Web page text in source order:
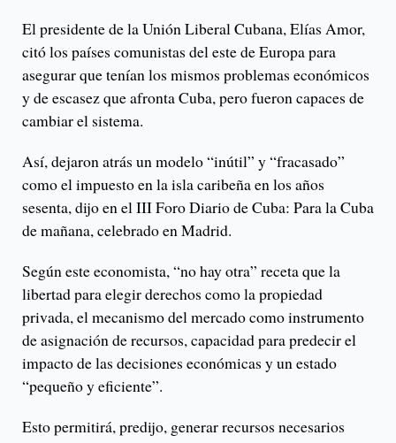
El presidente de la Unión Liberal Cubana, Elías Amor,
citó los países comunistas del este de Europa para
asegurar que tenían los mismos problemas económicos
y de escasez que afronta Cuba, pero fueron capaces de
cambiar el sistema.
Así, dejaron atrás un modelo “inútil” y “fracasado”
como el impuesto en la isla caribeña en los años
sesenta, dijo en el III Foro Diario de Cuba: Para la Cuba
de mañana, celebrado en Madrid.
Según este economista, “no hay otra” receta que la
libertad para elegir derechos como la propiedad
privada, el mecanismo del mercado como instrumento
de asignación de recursos, capacidad para predecir el
impacto de las decisiones económicas y un estado
“pequeño y eficiente”.
Esto permitirá, predijo, generar recursos necesarios